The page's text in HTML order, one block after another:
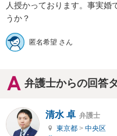
人授かっております。事実婚
うか？
匿名希望 さん
弁護士からの回答
清水 卓 弁護士
東京都 > 中央区